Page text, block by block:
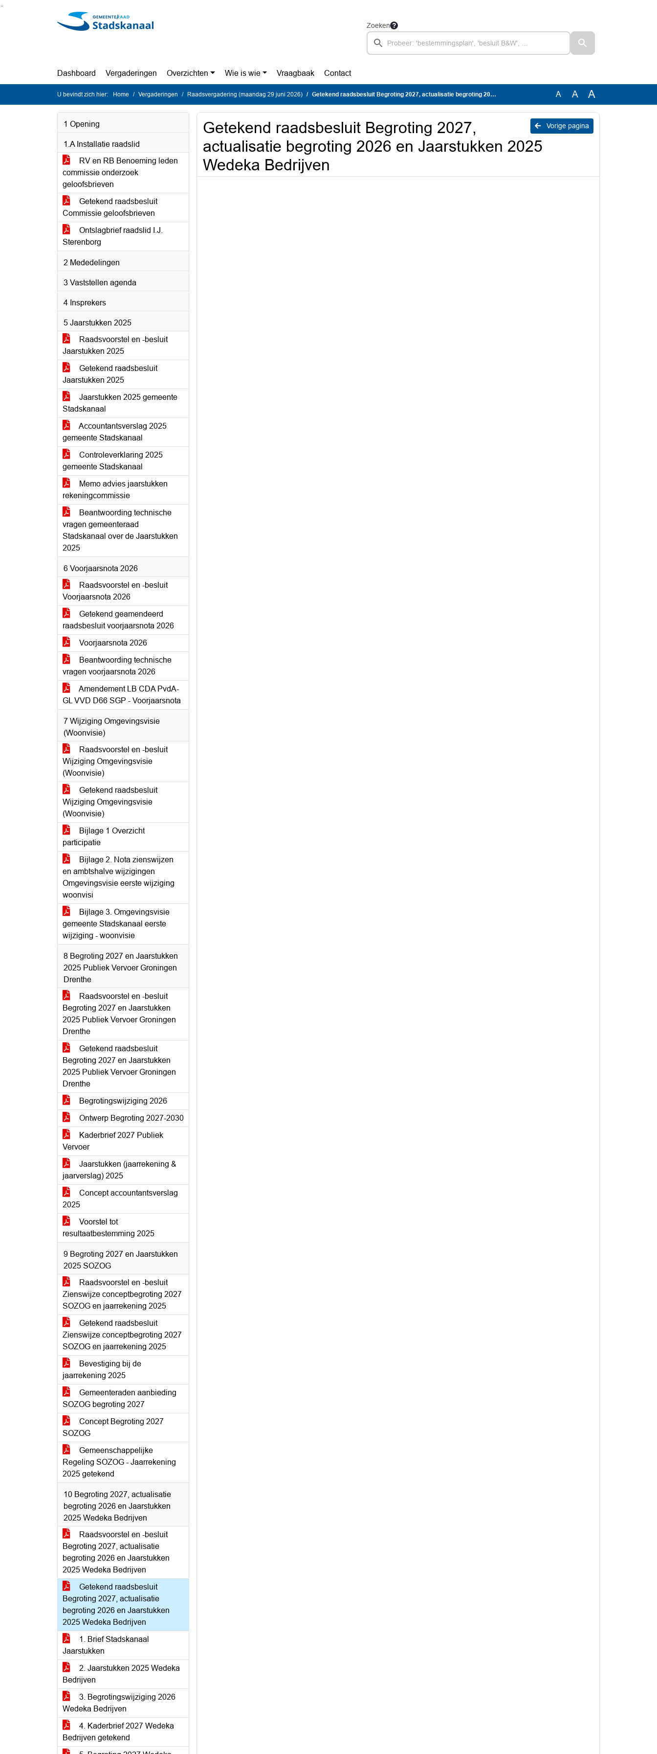
Ga naar de inhoud van deze pagina
Zoeken
Dashboard Vergaderingen Overzichten Wie is wie Vraagbaak Contact
U bevindt zich hier: Home Vergaderingen Raadsvergadering (maandag 29 juni 2026) Getekend raadsbesluit Begroting 2027, actualisatie begroting 2026 en Jaarstukken 2025 Wedeka Bedrijven A A A
1 Opening
1.A Installatie raadslid
RV en RB Benoeming leden
commissie onderzoek
geloofsbrieven
Getekend raadsbesluit
Commissie geloofsbrieven
Ontslagbrief raadslid I.J.
Sterenborg
2 Mededelingen
3 Vaststellen agenda
4 Insprekers
5 Jaarstukken 2025
Raadsvoorstel en -besluit
Jaarstukken 2025
Getekend raadsbesluit
Jaarstukken 2025
Jaarstukken 2025 gemeente
Stadskanaal
Accountantsverslag 2025
gemeente Stadskanaal
Controleverklaring 2025
gemeente Stadskanaal
Memo advies jaarstukken
rekeningcommissie
Beantwoording technische
vragen gemeenteraad
Stadskanaal over de Jaarstukken
2025
6 Voorjaarsnota 2026
Raadsvoorstel en -besluit
Voorjaarsnota 2026
Getekend geamendeerd
raadsbesluit voorjaarsnota 2026
Voorjaarsnota 2026
Beantwoording technische
vragen voorjaarsnota 2026
Amendement LB CDA PvdA-
GL VVD D66 SGP - Voorjaarsnota
7 Wijziging Omgevingsvisie
(Woonvisie)
Raadsvoorstel en -besluit
Wijziging Omgevingsvisie
(Woonvisie)
Getekend raadsbesluit
Wijziging Omgevingsvisie
(Woonvisie)
Bijlage 1 Overzicht
participatie
Bijlage 2. Nota zienswijzen
en ambtshalve wijzigingen
Omgevingsvisie eerste wijziging
woonvisi
Bijlage 3. Omgevingsvisie
gemeente Stadskanaal eerste
wijziging - woonvisie
8 Begroting 2027 en Jaarstukken
2025 Publiek Vervoer Groningen
Drenthe
Raadsvoorstel en -besluit
Begroting 2027 en Jaarstukken
2025 Publiek Vervoer Groningen
Drenthe
Getekend raadsbesluit
Begroting 2027 en Jaarstukken
2025 Publiek Vervoer Groningen
Drenthe
Begrotingswijziging 2026
Ontwerp Begroting 2027-2030
Kaderbrief 2027 Publiek
Vervoer
Jaarstukken (jaarrekening &
jaarverslag) 2025
Concept accountantsverslag
2025
Voorstel tot
resultaatbestemming 2025
9 Begroting 2027 en Jaarstukken
2025 SOZOG
Raadsvoorstel en -besluit
Zienswijze conceptbegroting 2027
SOZOG en jaarrekening 2025
Getekend raadsbesluit
Zienswijze conceptbegroting 2027
SOZOG en jaarrekening 2025
Bevestiging bij de
jaarrekening 2025
Gemeenteraden aanbieding
SOZOG begroting 2027
Concept Begroting 2027
SOZOG
Gemeenschappelijke
Regeling SOZOG - Jaarrekening
2025 getekend
10 Begroting 2027, actualisatie
begroting 2026 en Jaarstukken
2025 Wedeka Bedrijven
Raadsvoorstel en -besluit
Begroting 2027, actualisatie
begroting 2026 en Jaarstukken
2025 Wedeka Bedrijven
Getekend raadsbesluit
Begroting 2027, actualisatie
begroting 2026 en Jaarstukken
2025 Wedeka Bedrijven
1. Brief Stadskanaal
Jaarstukken
2. Jaarstukken 2025 Wedeka
Bedrijven
3. Begrotingswijziging 2026
Wedeka Bedrijven
4. Kaderbrief 2027 Wedeka
Bedrijven getekend
Vorige pagina
Getekend raadsbesluit Begroting 2027,
actualisatie begroting 2026 en Jaarstukken 2025
Wedeka Bedrijven